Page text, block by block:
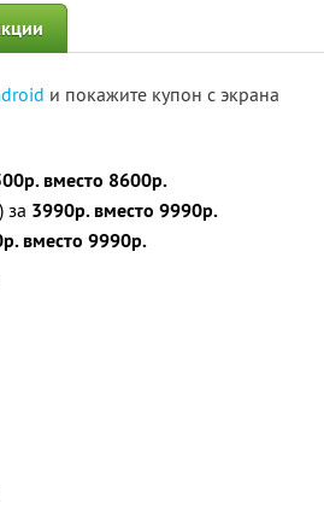
и покажите купон с экрана
вместо 8600р.
за 3990р. вместо 9990р.
вместо 9990р.